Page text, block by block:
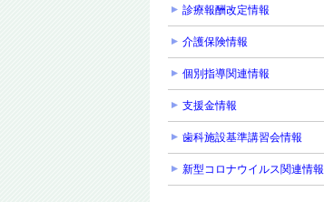
診療報酬改定情報
介護保険情報
個別指導関連情報
支援金情報
歯科施設基準講習会情報
新型コロナウイルス関連情報